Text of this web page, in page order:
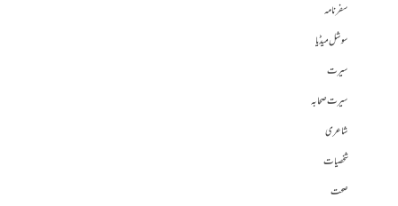
سفرنامہ
سوشل میڈیا
سیرت
سیرت صحابہ
شاعری
شخصیات
صحت